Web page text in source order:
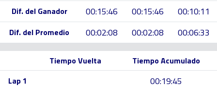
Dif. del Ganador 00:15:46 00:15:46 00:10:11
Dif. del Promedio 00:02:08 00:02:08 00:06:33
Tiempo Vuelta
Tiempo Acumulado
Lap 1
00:19:45